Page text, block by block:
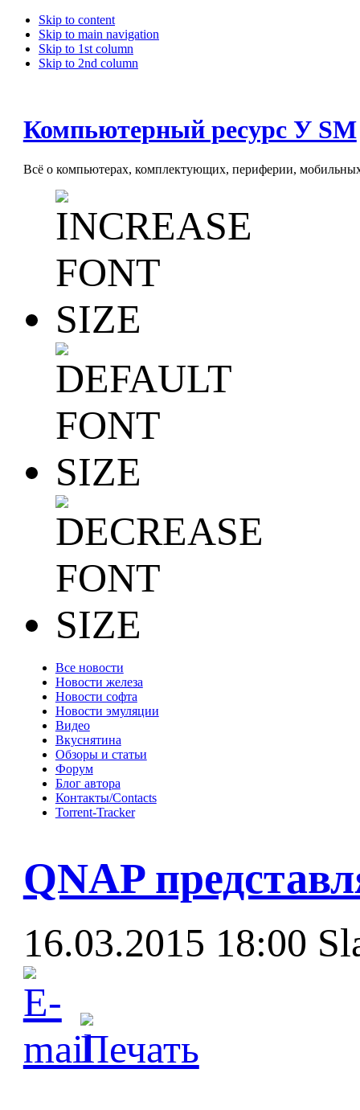
Skip to content
Skip to main navigation
Skip to 1st column
Skip to 2nd column
Компьютерный ресурс У SM
Всё о компьютерах, комплектующих, периферии, мобильных
Все новости
Новости железа
Новости софта
Новости эмуляции
Видео
Вкуснятина
Обзоры и статьи
Форум
Блог автора
Контакты/Contacts
Torrent-Tracker
QNAP
16.03.2015 18:00